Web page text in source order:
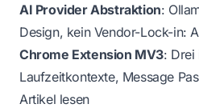
AI Provider Abstraktion:
Design, kein Vendor-Lock-in:
Chrome Extension MV3: Drei
Laufzeitkontexte, Message
Artikel lesen